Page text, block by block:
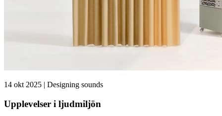
14 okt 2025 | Designing sounds
Upplevelser i ljudmiljön